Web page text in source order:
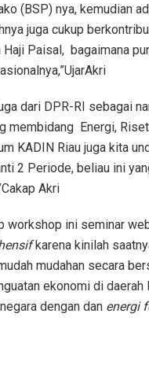
(BSP) nya, kemudian
juga cukup
Paisal, bagaimana
dari DPR-RI sebagai
membidang Energi,
KADIN Riau juga kita
2 Periode, beliau ini
Akri
workshop ini seminar
karena kinilah
mudahan secara
ekonomi di
negara dengan dan energi